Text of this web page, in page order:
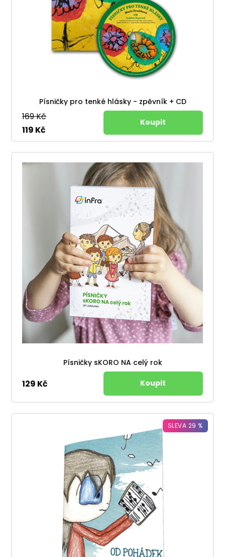
Písničky pro tenké hlásky - zpěvník + CD
169 Kč
119 Kč
Písničky sKORO NA celý rok
129 Kč
SLEVA 29 %